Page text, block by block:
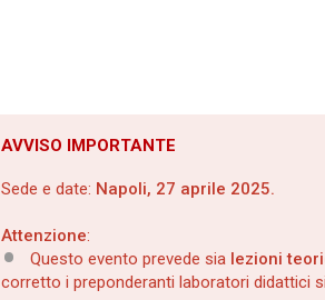
AVVISO IMPORTANTE
Sede e date: Napoli, 27 aprile 2025.
Attenzione:
Questo evento prevede sia lezioni
corretto i preponderanti laboratori didattici